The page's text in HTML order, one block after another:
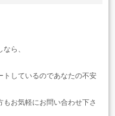
ら、
トしているのであなたの不安
お気軽にお問い合わせ下さ